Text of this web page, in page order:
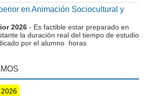
en Animación Sociocultural y
2026 - Es factible estar preparado en
la duración real del tiempo de estudio
por el alumno horas